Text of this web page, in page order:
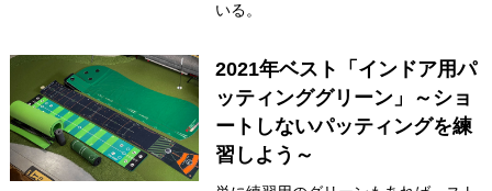
いる。
2021年ベスト「インドア用パ
ッティンググリーン」～ショ
ートしないパッティングを練
習しよう～